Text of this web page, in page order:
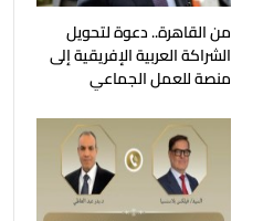
من القاهرة.. دعوة لتحويل
الشراكة العربية الإفريقية إلى
منصة للعمل الجماعي